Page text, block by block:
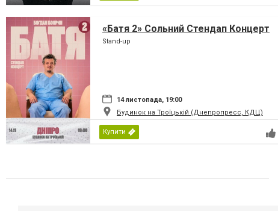
«Батя 2» Сольний Стендап Концерт
Stand-up
14 листопада, 19:00
Будинок на Троїцькій (Днепропресс, КДЦ)
Купити